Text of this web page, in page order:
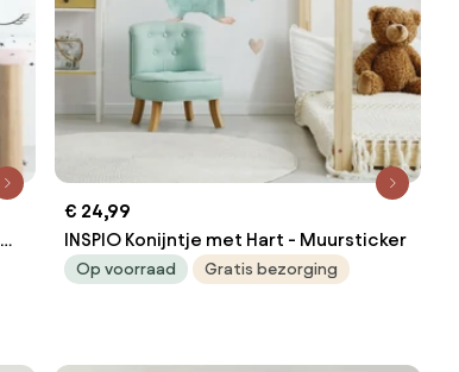
€ 24,99
INSPIO Konijntje met Hart - Muursticker
Op voorraad Gratis bezorging